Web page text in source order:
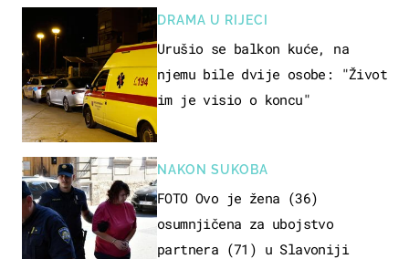
DRAMA U RIJECI
Urušio se balkon kuće, na
njemu bile dvije osobe: "Život
im je visio o koncu"
NAKON SUKOBA
FOTO Ovo je žena (36)
osumnjičena za ubojstvo
partnera (71) u Slavoniji